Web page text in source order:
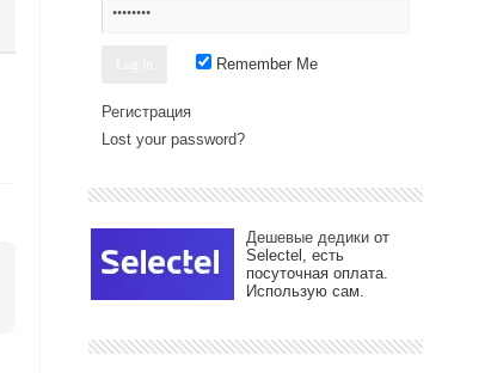
Remember Me
Регистрация
Lost your password?
Дешевые дедики от
Selectel, есть
посуточная оплата.
Использую сам.